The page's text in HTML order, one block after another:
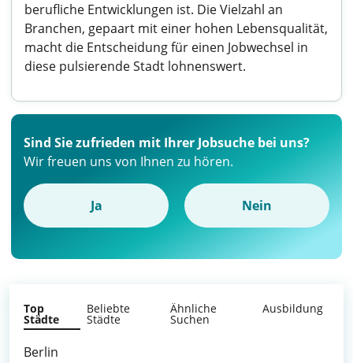
berufliche Entwicklungen ist. Die Vielzahl an
Branchen, gepaart mit einer hohen Lebensqualität,
macht die Entscheidung für einen Jobwechsel in
diese pulsierende Stadt lohnenswert.
Sind Sie zufrieden mit Ihrer Jobsuche bei uns?
Wir freuen uns von Ihnen zu hören.
Ja Nein
Top
Städte
Beliebte
Städte
Ähnliche
Suchen
Ausbildung
Berlin